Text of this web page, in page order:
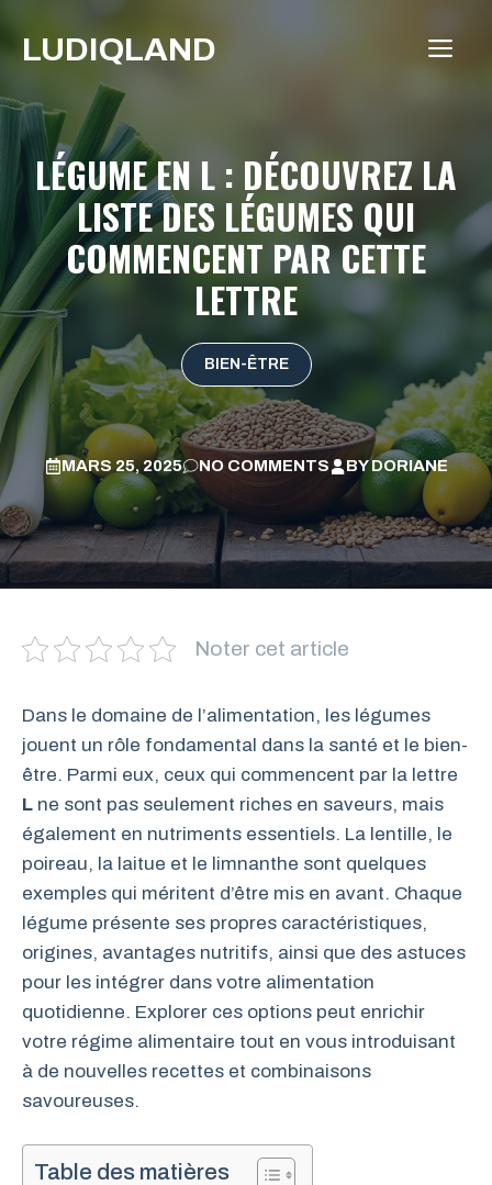
LUDIQLAND
LÉGUME EN L : DÉCOUVREZ LA
LISTE DES LÉGUMES QUI
COMMENCENT PAR CETTE
LETTRE
BIEN-ÊTRE
MARS 25, 2025 NO COMMENTS BYDORIANE
Noter cet article
Dans le domaine de l’alimentation, les légumes
jouent un rôle fondamental dans la santé et le bien-
être. Parmi eux, ceux qui commencent par la lettre
L ne sont pas seulement riches en saveurs, mais
également en nutriments essentiels. La lentille, le
poireau, la laitue et le limnanthe sont quelques
exemples qui méritent d’être mis en avant. Chaque
légume présente ses propres caractéristiques,
origines, avantages nutritifs, ainsi que des astuces
pour les intégrer dans votre alimentation
quotidienne. Explorer ces options peut enrichir
votre régime alimentaire tout en vous introduisant
à de nouvelles recettes et combinaisons
savoureuses.
Table des matières